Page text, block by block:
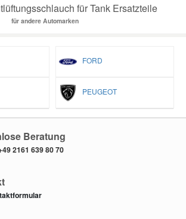
für Tank Ersatzteile
für andere Automarken
FORD
PEUGEOT
Beratung
2161 639 80 70